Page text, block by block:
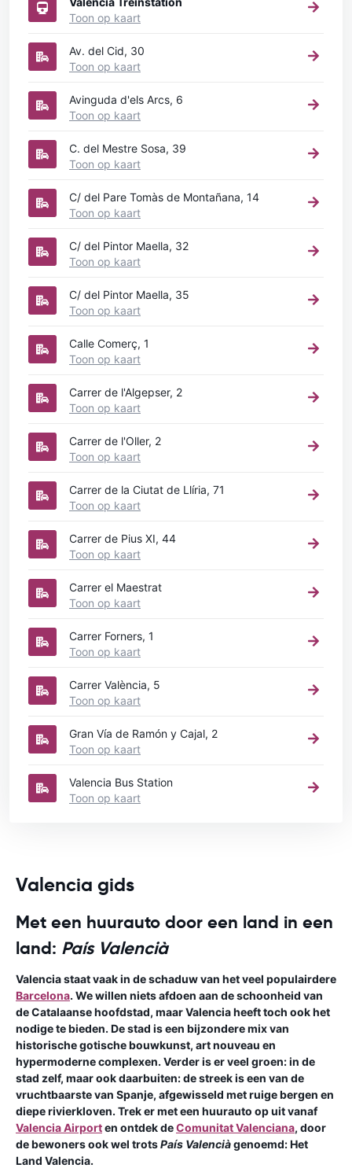
Toon op kaart
Av. del Cid, 30
Toon op kaart
Avinguda d'els Arcs, 6
Toon op kaart
C. del Mestre Sosa, 39
Toon op kaart
C/ del Pare Tomàs de Montañana, 14
Toon op kaart
C/ del Pintor Maella, 32
Toon op kaart
C/ del Pintor Maella, 35
Toon op kaart
Calle Comerç, 1
Toon op kaart
Carrer de l'Algepser, 2
Toon op kaart
Carrer de l'Oller, 2
Toon op kaart
Carrer de la Ciutat de Llíria, 71
Toon op kaart
Carrer de Pius XI, 44
Toon op kaart
Carrer el Maestrat
Toon op kaart
Carrer Forners, 1
Toon op kaart
Carrer València, 5
Toon op kaart
Gran Vía de Ramón y Cajal, 2
Toon op kaart
Valencia Bus Station
Toon op kaart
Valencia gids
Met een huurauto door een land in een
land: País Valencià
Valencia staat vaak in de schaduw van het veel populairdere
Barcelona. We willen niets afdoen aan de schoonheid van
de Catalaanse hoofdstad, maar Valencia heeft toch ook het
nodige te bieden. De stad is een bijzondere mix van
historische gotische bouwkunst, art nouveau en
hypermoderne complexen. Verder is er veel groen: in de
stad zelf, maar ook daarbuiten: de streek is een van de
vruchtbaarste van Spanje, afgewisseld met ruige bergen en
diepe rivierkloven. Trek er met een huurauto op uit vanaf
Valencia Airporten ontdek deComunitat Valenciana, door
de bewoners ook wel trotsPaís Valenciàgenoemd: Het
Land Valencia.